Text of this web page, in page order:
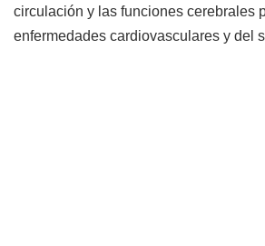
circulación y las funciones cerebrales
enfermedades cardiovasculares y del